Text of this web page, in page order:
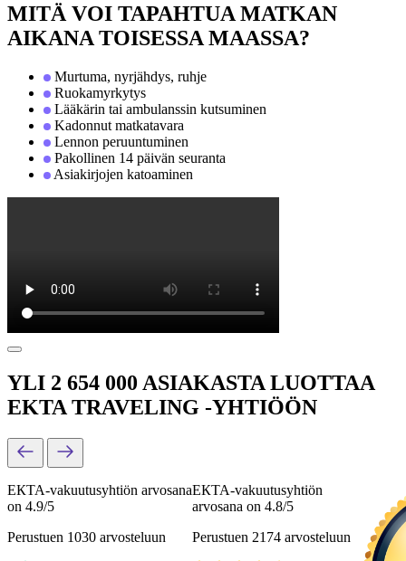
MITÄ VOI TAPAHTUA MATKAN
AIKANA TOISESSA MAASSA?
Murtuma, nyrjähdys, ruhje
Ruokamyrkytys
Lääkärin tai ambulanssin kutsuminen
Kadonnut matkatavara
Lennon peruuntuminen
Pakollinen 14 päivän seuranta
Asiakirjojen katoaminen
YLI 2 654 000 ASIAKASTA LUOTTAA
EKTA TRAVELING -YHTIÖÖN
ЕКТА-vakuutusyhtiön arvosana
on 4.9/5
Perustuen 1030 arvosteluun
ЕКТА-vakuutusyhtiön
arvosana on 4.8/5
Perustuen 2174 arvosteluun